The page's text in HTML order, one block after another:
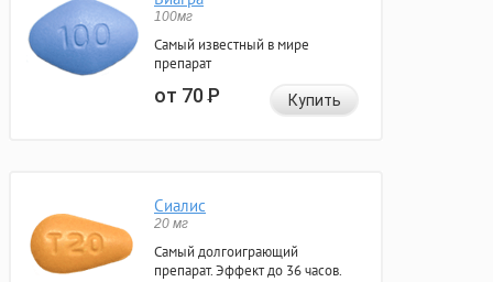
100мг
Самый известный в мире
препарат
от 70Р Купить
Сиалис
20 мг
Самый долгоиграющий
препарат. Эффект до 36 часов.